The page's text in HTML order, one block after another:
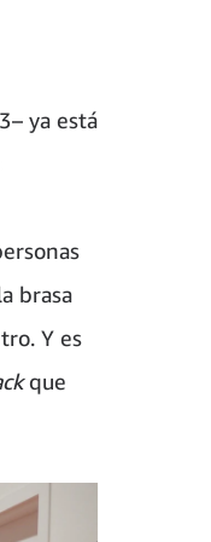
ya está
brasa
Y es
que